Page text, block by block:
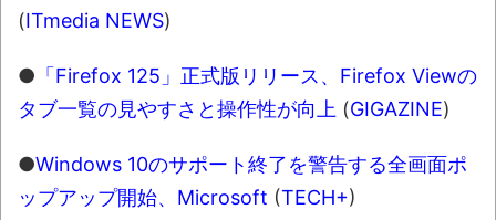
(ITmedia NEWS)
● 「Firefox 125」正式版リリース、Firefox Viewの
タブ一覧の見やすさと操作性が向上 (GIGAZINE)
●Windows 10のサポート終了を警告する全画面ポ
ップアップ開始、Microsoft (TECH+)